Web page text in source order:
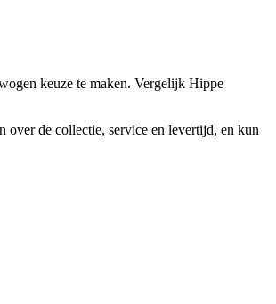
keuze te maken. Vergelijk Hippe
over de collectie, service en levertijd, en kun